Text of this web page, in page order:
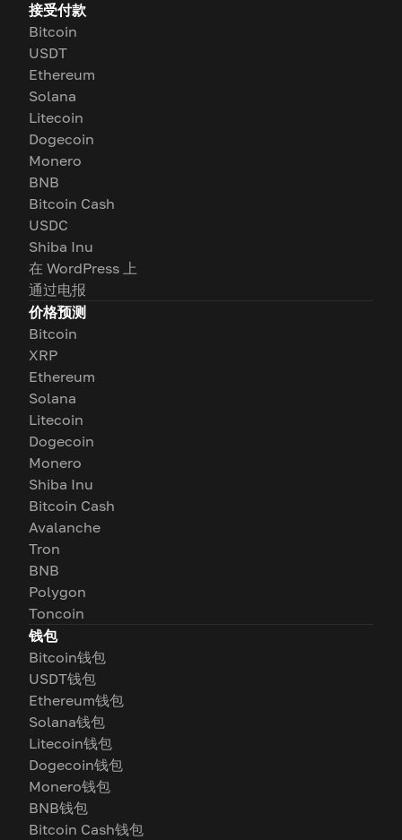
接受付款
Bitcoin
USDT
Ethereum
Solana
Litecoin
Dogecoin
Monero
BNB
Bitcoin Cash
USDC
Shiba Inu
在 WordPress 上
通过电报
价格预测
Bitcoin
XRP
Ethereum
Solana
Litecoin
Dogecoin
Monero
Shiba Inu
Bitcoin Cash
Avalanche
Tron
BNB
Polygon
Toncoin
钱包
Bitcoin钱包
USDT钱包
Ethereum钱包
Solana钱包
Litecoin钱包
Dogecoin钱包
Monero钱包
BNB钱包
Bitcoin Cash钱包